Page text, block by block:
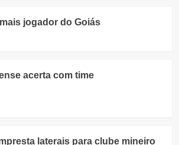
jogador do Goiás
acerta com time
laterais para clube mineiro